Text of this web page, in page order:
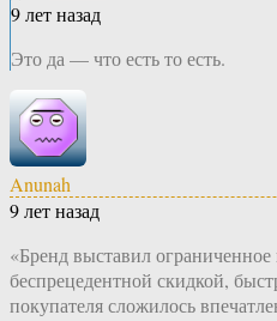
9 лет назад
Это да — что есть то есть.
Anunah
9 лет назад
«Бренд выставил ограниченное
беспрецедентной скидкой,
покупателя сложилось